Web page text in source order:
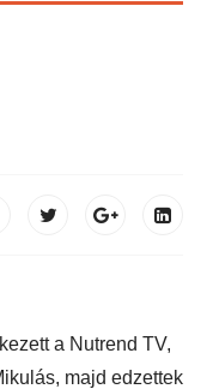
a Nutrend TV,
majd edzettek